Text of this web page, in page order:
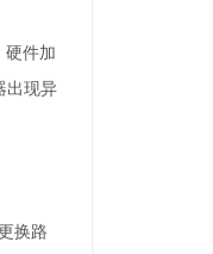
硬件加
出现异
换路